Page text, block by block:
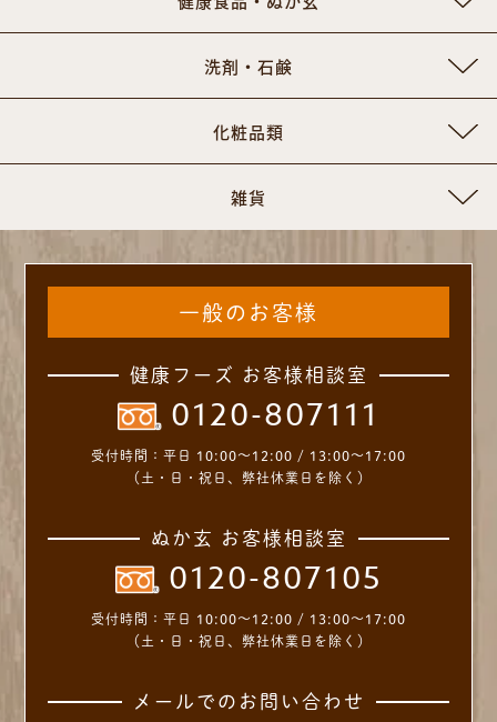
洗剤・石鹸
化粧品類
雑貨
一般のお客様
健康フーズ お客様相談室
0120-807111
受付時間： 平日 10:00～12:00 / 13:00～17:00
（土・日・祝日、弊社休業日を除く）
ぬか玄 お客様相談室
0120-807105
受付時間： 平日 10:00～12:00 / 13:00～17:00
（土・日・祝日、弊社休業日を除く）
メールでのお問い合わせ